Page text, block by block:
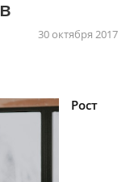
30 октября 2017
Рост